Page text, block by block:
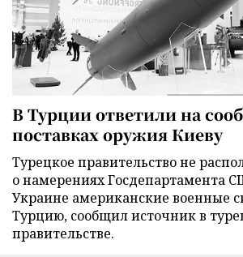
В Турции ответили на
поставках оружия Киеву
Турецкое правительство не
о намерениях Госдепартамента
Украине американские военные
Турцию, сообщил источник в
правительстве.